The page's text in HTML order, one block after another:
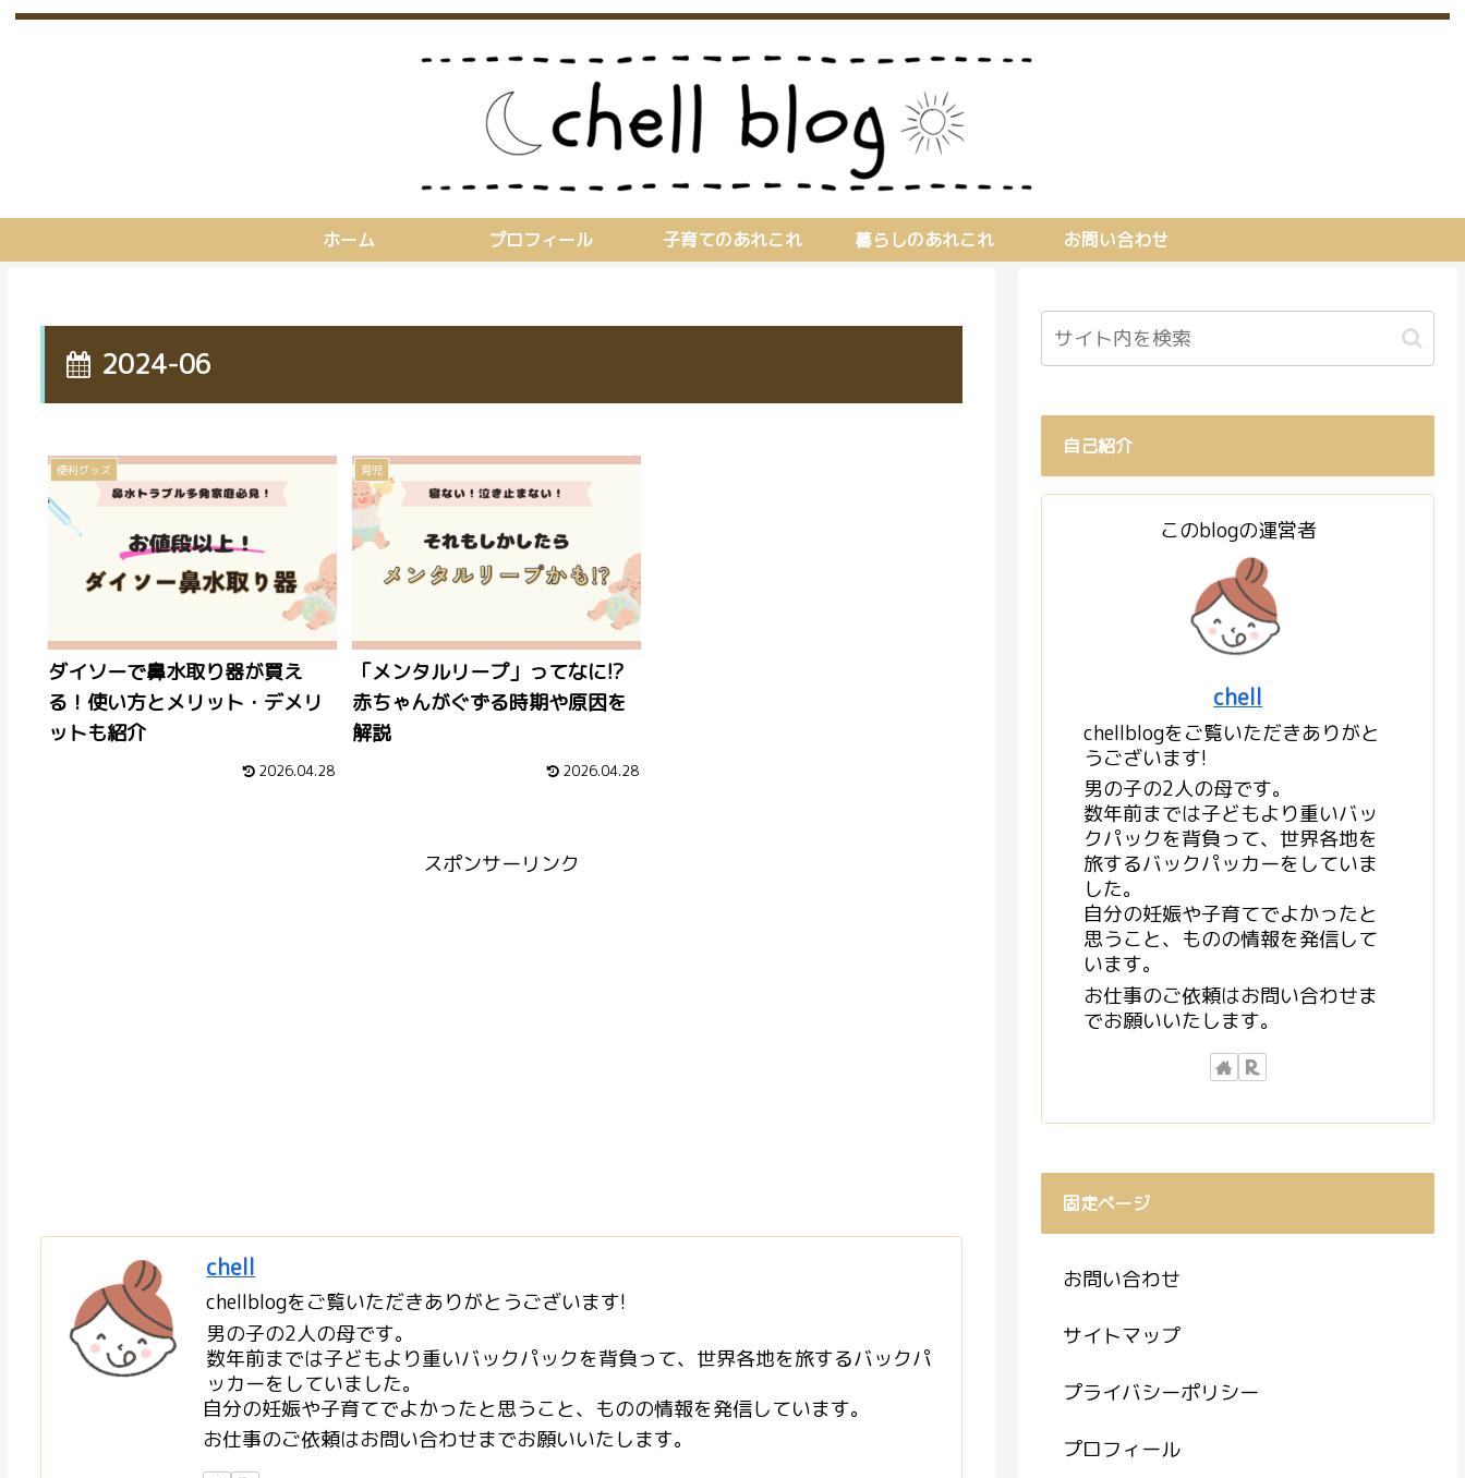
ホーム プロフィール 子育てのあれこれ 暮らしのあれこれ お問い合わせ
2024-06
便利グッズ
ダイソーで鼻水取り器が買え
る！使い方とメリット・デメリ
ットも紹介
2026.04.28
育児
「メンタルリープ」ってなに!?
赤ちゃんがぐずる時期や原因を
解説
2026.04.28
スポンサーリンク
chell
chellblogをご覧いただきありがとうございます!
男の子の2人の母です。
数年前までは子どもより重いバックパックを背負って、世界各地を旅するバックパ
ッカーをしていました。
自分の妊娠や子育てでよかったと思うこと、ものの情報を発信しています。
お仕事のご依頼はお問い合わせまでお願いいたします。
自己紹介
このblogの運営者
chell
chellblogをご覧いただきありがと
うございます!
男の子の2人の母です。
数年前までは子どもより重いバッ
クパックを背負って、世界各地を
旅するバックパッカーをしていま
した。
自分の妊娠や子育てでよかったと
思うこと、ものの情報を発信して
います。
お仕事のご依頼はお問い合わせま
でお願いいたします。
固定ページ
お問い合わせ
サイトマップ
プライバシーポリシー
プロフィール